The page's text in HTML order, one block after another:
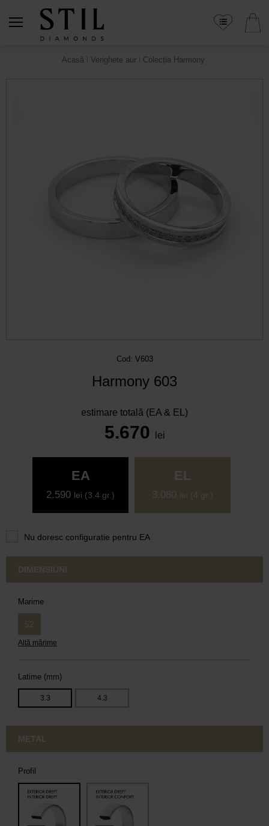
Acasă Verighete aur Colecția Harmony
Cod: V603
Harmony 603
EA
2.590 lei (3.4 gr.)
EL
3.080 lei (4 gr.)
estimare totală (EA & EL)
5.670 lei
Nu doresc configuratie pentru EA
DIMENSIUNI
Marime
52
Altă mărime
Latime (mm)
3.3 4.3
METAL
Profil